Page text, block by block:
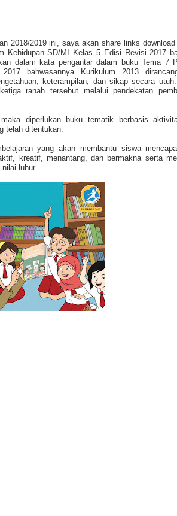
2018/2019 ini, saya akan share links
Kehidupan SD/MI Kelas 5 Edisi Revisi 2017
dalam kata pengantar dalam buku Tema 7
bahwasannya Kurikulum 2013
keterampilan, dan sikap secara
ranah tersebut melalui pendekatan
diperlukan buku tematik berbasis
telah ditentukan.
yang akan membantu siswa
kreatif, menantang, dan bermakna serta
luhur.